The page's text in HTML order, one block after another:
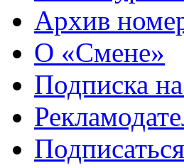
Архив
О «Смене»
Подписка